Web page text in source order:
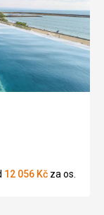
12 056 Kč za os.